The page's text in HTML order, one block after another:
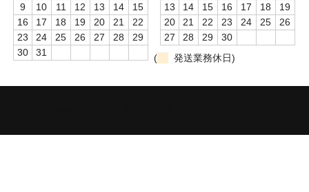
9
10 11 12 13 14
15
16
17 18 19 20 21
22
23
24 25 26 27 28
29
30
31
13
14 15 16 17 18
19
20
21 22 23 24 25
26
27
28 29
30
(
発送業務休日)